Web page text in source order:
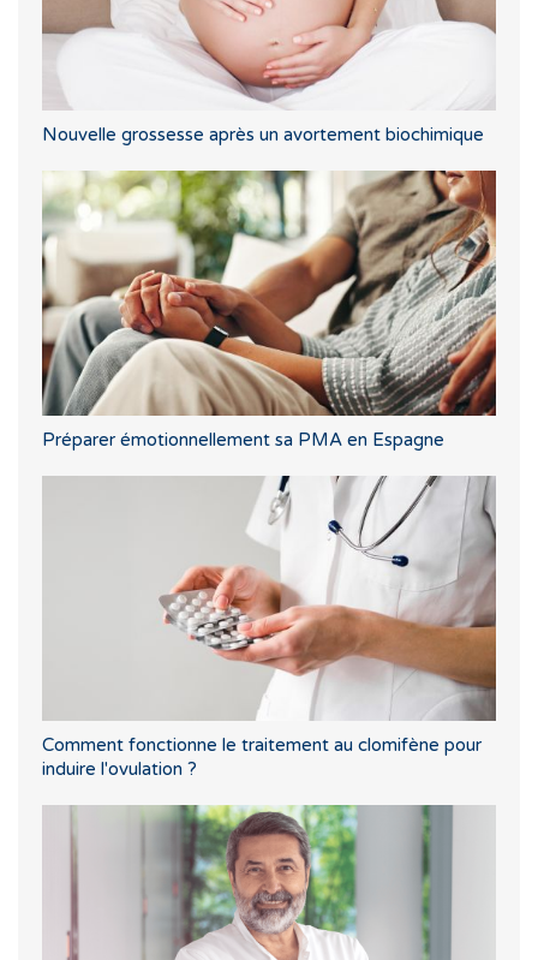
Nouvelle grossesse après un avortement biochimique
Préparer émotionnellement sa PMA en Espagne
Comment fonctionne le traitement au clomifène pour
induire l'ovulation ?